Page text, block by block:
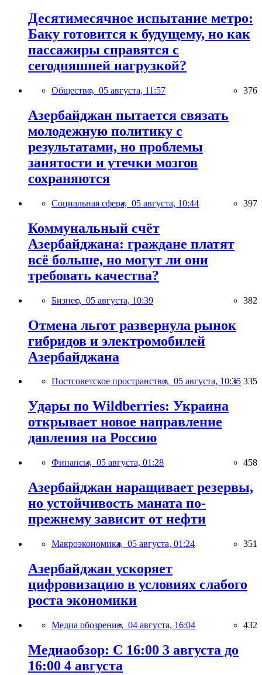
Десятимесячное испытание метро:
Баку готовится к будущему, но как
пассажиры справятся с
сегодняшней нагрузкой?
Общество, 05 августа, 11:57 376
Азербайджан пытается связать
молодежную политику с
результатами, но проблемы
занятости и утечки мозгов
сохраняются
Социальная сфера, 05 августа, 10:44 397
Коммунальный счёт
Азербайджана: граждане платят
всё больше, но могут ли они
требовать качества?
Бизнес, 05 августа, 10:39 382
Отмена льгот развернула рынок
гибридов и электромобилей
Азербайджана
Постсоветское пространство, 05 августа, 10:35 335
Удары по Wildberries: Украина
открывает новое направление
давления на Россию
Финансы, 05 августа, 01:28 458
Азербайджан наращивает резервы,
но устойчивость маната по-
прежнему зависит от нефти
Макроэкономика, 05 августа, 01:24 351
Азербайджан ускоряет
цифровизацию в условиях слабого
роста экономики
Медиа обозрение, 04 августа, 16:04 432
Медиаобзор: С 16:00 3 августа до
16:00 4 августа